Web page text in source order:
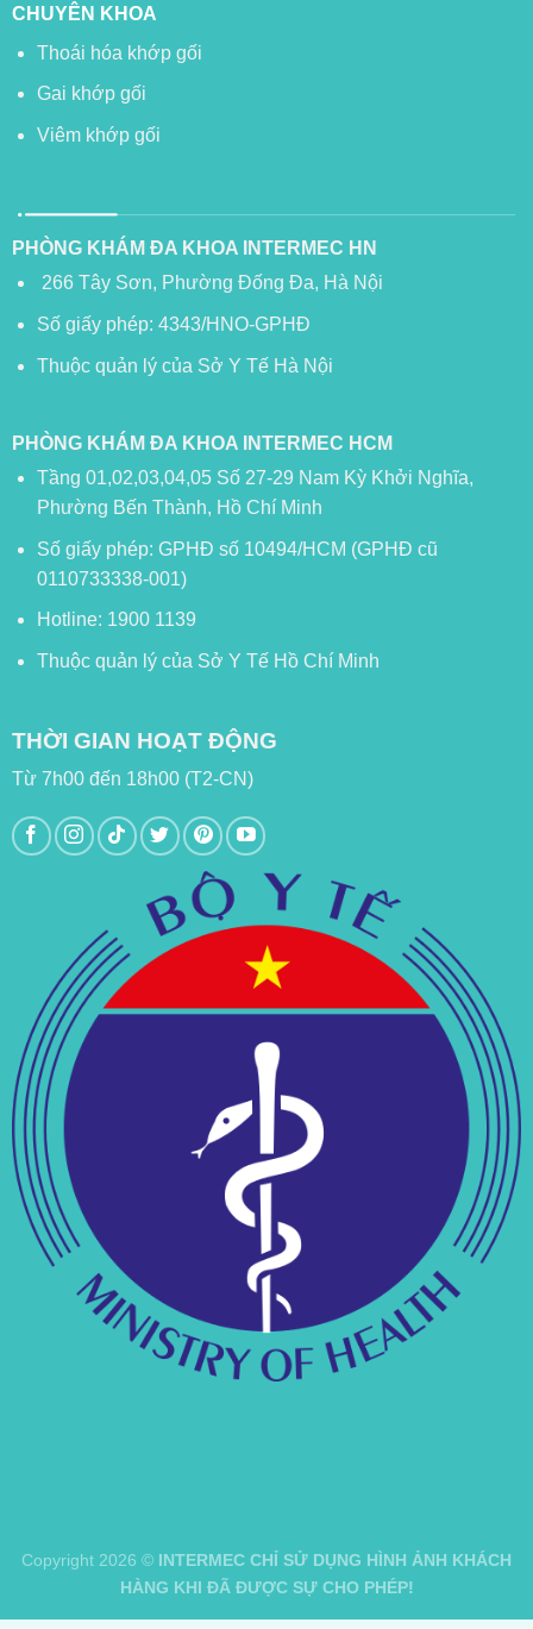
CHUYÊN KHOA
Thoái hóa khớp gối
Gai khớp gối
Viêm khớp gối
PHÒNG KHÁM ĐA KHOA INTERMEC HN
266 Tây Sơn, Phường Đống Đa, Hà Nội
Số giấy phép: 4343/HNO-GPHĐ
Thuộc quản lý của Sở Y Tế Hà Nội
PHÒNG KHÁM ĐA KHOA INTERMEC HCM
Tầng 01,02,03,04,05 Số 27-29 Nam Kỳ Khởi Nghĩa,
Phường Bến Thành, Hồ Chí Minh
Số giấy phép: GPHĐ số 10494/HCM (GPHĐ cũ
0110733338-001)
Hotline: 1900 1139
Thuộc quản lý của Sở Y Tế Hồ Chí Minh
THỜI GIAN HOẠT ĐỘNG
Từ 7h00 đến 18h00 (T2-CN)
Copyright 2026 © INTERMEC CHỈ SỬ DỤNG HÌNH ẢNH KHÁCH
HÀNG KHI ĐÃ ĐƯỢC SỰ CHO PHÉP!